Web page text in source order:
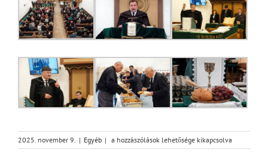
2025. november 9. | Egyéb | Reformációi
ünnep
a hozzászólások lehetősége kikapcsolva